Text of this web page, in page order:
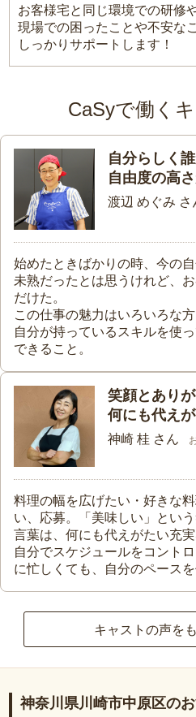
お客様宅と同じ環境での研修
現場での困ったことや不安な
しっかりサポートします！
CaSyで働く
自分らしく
自由度の高
渡辺 めぐみ さ
始めたときばかりの時、今の
未熟だったとは思うけれど、
だけた。
この仕事の魅力はいろいろな
自分が持っているスキルを使
できること。
笑顔とあり
何にも代え
神崎 桂 さん
料理の幅を広げたい・好きな
い、応募。「美味しい」とい
言葉は、何にも代えがたい充実
自分でスケジュールをコント
に忙しくても、自分のペース
キャストの声を
神奈川県川崎市中原区の